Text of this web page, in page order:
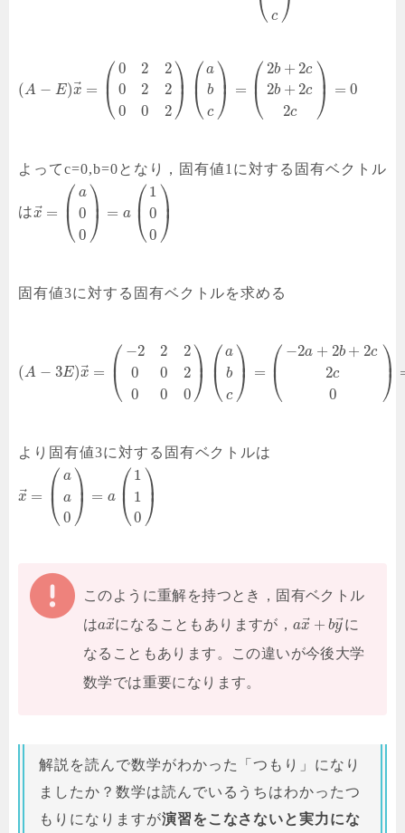
c
(A − E)x = ⎛
⎝
⎜ 0
0
0
2
2
0
2
2
2
⎞
⎠⎟ ⎛
⎝
⎜ a
b
c
⎞
⎠⎟ = ⎛
⎝
⎜ 2b + 2c
2b + 2c
2c
⎞
⎠⎟ = 0
よってc=0,b=0となり，固有値1に対する固有ベクトル
はx⃗ = ⎛
⎝
⎜ a
0
0
⎞
⎠⎟ = a ⎛
⎝
⎜ 1
0
0
⎞
⎠⎟
固有値3に対する固有ベクトルを求める
(A − 3E)x = ⎛
⎝
⎜ −2
0
0
2
0
0
2
2
0
⎞
⎠⎟ ⎛
⎝
⎜ a
b
c
⎞
⎠⎟ = ⎛
⎝
⎜ −2a + 2b + 2c
2c
0
⎞
⎠⎟
より固有値3に対する固有ベクトルは
x⃗ = ⎛
⎝
⎜ a
a
0
⎞
⎠⎟ = a ⎛
⎝
⎜ 1
1
0
⎞
⎠⎟
このように重解を持つとき，固有ベクトル
はax⃗になることもありますが，ax⃗ + by ⃗に
なることもあります。この違いが今後大学
数学では重要になります。
解説を読んで数学がわかった「つもり」になり
ましたか？数学は読んでいるうちはわかったつ
もりになりますが演習をこなさないと実力にな